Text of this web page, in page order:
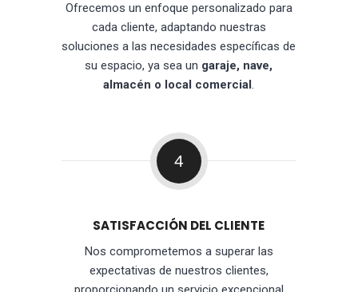
Ofrecemos un enfoque personalizado para
cada cliente, adaptando nuestras
soluciones a las necesidades específicas de
su espacio, ya sea un garaje, nave,
almacén o local comercial.
4
SATISFACCIÓN DEL CLIENTE
Nos comprometemos a superar las
expectativas de nuestros clientes,